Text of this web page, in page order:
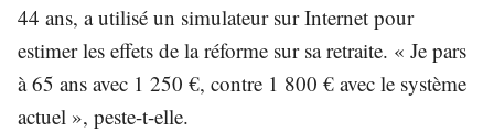
44 ans, a utilisé un simulateur sur Internet pour
estimer les effets de la réforme sur sa retraite. « Je pars
à 65 ans avec 1 250 €, contre 1 800 € avec le système
actuel », peste-t-elle.